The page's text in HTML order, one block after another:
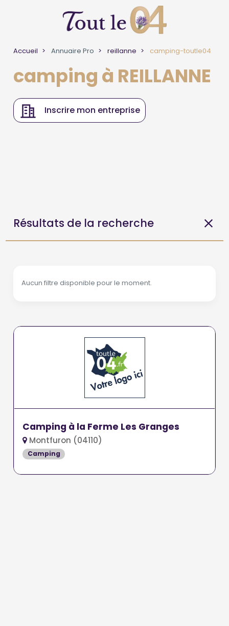
Accueil Annuaire Pro reillanne camping-toutle04
camping à REILLANNE
Inscrire mon entreprise
Résultats de la recherche
Aucun filtre disponible pour le moment.
Camping à la Ferme Les Granges
Montfuron (04110)
Camping